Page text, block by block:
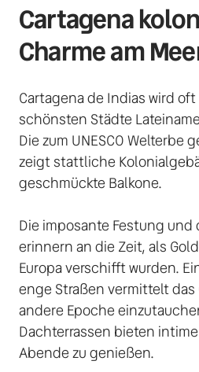
Cartagena
Charme am
Cartagena de Indias wird
schönsten Städte
Die zum UNESCO Welterbe
zeigt stattliche
geschmückte Balkone.
Die imposante Festung und
erinnern an die Zeit, als
Europa verschifft wurden.
enge Straßen vermittelt das
andere Epoche
Dachterrassen bieten
Abende zu genießen.